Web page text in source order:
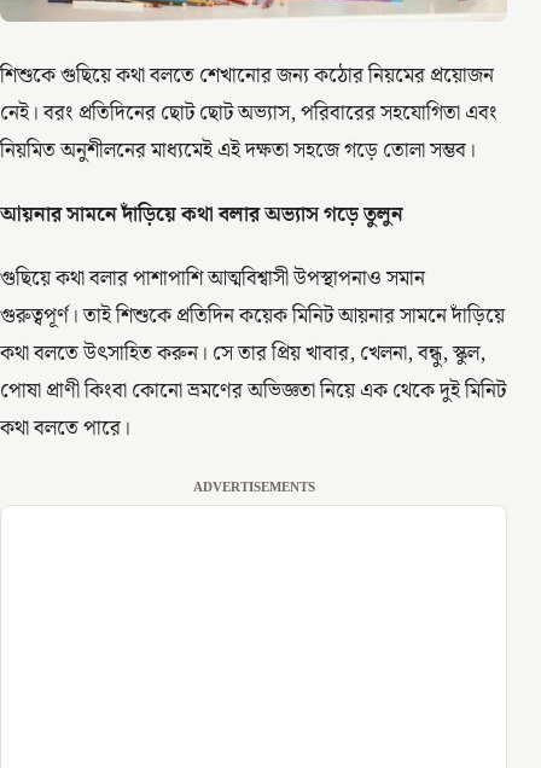
শিশুকে গুছিয়ে কথা বলতে শেখানোর জন্য কঠোর নিয়মের প্রয়োজন
নেই। বরং প্রতিদিনের ছোট ছোট অভ্যাস, পরিবারের সহযোগিতা এবং
নিয়মিত অনুশীলনের মাধ্যমেই এই দক্ষতা সহজে গড়ে তোলা সম্ভব।
আয়নারসামনেদাঁড়িয়েকথাবলারঅভ্যাসগড়েতুলুন
গুছিয়ে কথা বলার পাশাপাশি আত্মবিশ্বাসী উপস্থাপনাও সমান
গুরুত্বপূর্ণ। তাই শিশুকে প্রতিদিন কয়েক মিনিট আয়নার সামনে দাঁড়িয়ে
কথা বলতে উৎসাহিত করুন। সে তার প্রিয় খাবার, খেলনা, বন্ধু, স্কুল,
পোষা প্রাণী কিংবা কোনো ভ্রমণের অভিজ্ঞতা নিয়ে এক থেকে দুই মিনিট
কথা বলতে পারে।
ADVERTISEMENTS